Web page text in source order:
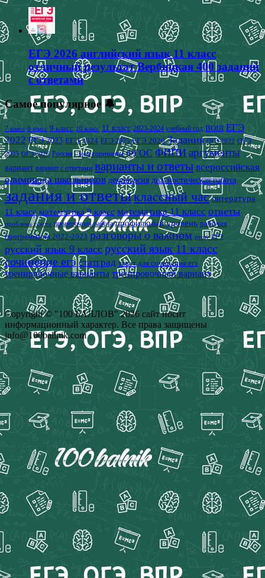
ЕГЭ 2026 английский язык 11 класс
отличный результат Вербицкая 400 заданий
с ответами
Самое популярное 🔔
7 класс 8 класс 9 класс 10 класс 11 класс 2023-2024 учебный год ВОШ ЕГЭ
2022 ЕГЭ 2023 ЕГЭ 2024 ЕГЭ 2025 ЕГЭ 2026 Задания ОГЭ 2022 ОГЭ
2025 ОГЭ 2026 Россия - мои горизонты ФГОС ФИПИ аргументы
вариант вариант с ответами варианты и ответы всероссийская
олимпиада школьников демоверсия диагностическая работа
задания и ответыклассный час литература
11 класс математика 9 класс математика 11 класс ответы
проблема текста проверочная работа профильный уровень рабочая
программа на 2022-2023 разговоры о важном решу ЕГЭ
русский язык 9 класс русский язык 11 класс
сочинение егэ статград текст для сочинения егэ
тренировочные варианты тренировочный вариант
Copyright © "100 БАЛЛОВ" 2026 сайт носит
информационный характер. Все права защищены
info@100ballnik.com